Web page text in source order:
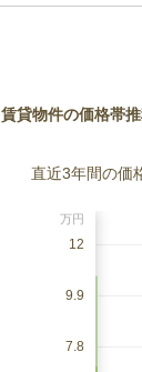
賃貸物件の価格帯
直近3年間の価
万円
12
9.9
7.8